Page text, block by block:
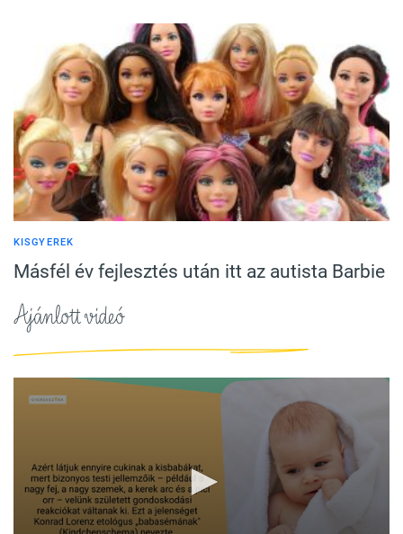
KISGYEREK
Másfél év fejlesztés után itt az autista Barbie
Ajánlott videó